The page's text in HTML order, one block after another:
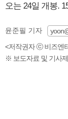
오는 24일 개봉.
윤준필 기자
<저작권자 ⓒ 비즈엔
※ 보도자료 및 기사